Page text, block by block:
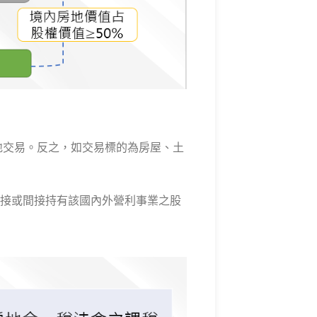
易。反之，如交易標的為房屋、土
或間接持有該國內外營利事業之股